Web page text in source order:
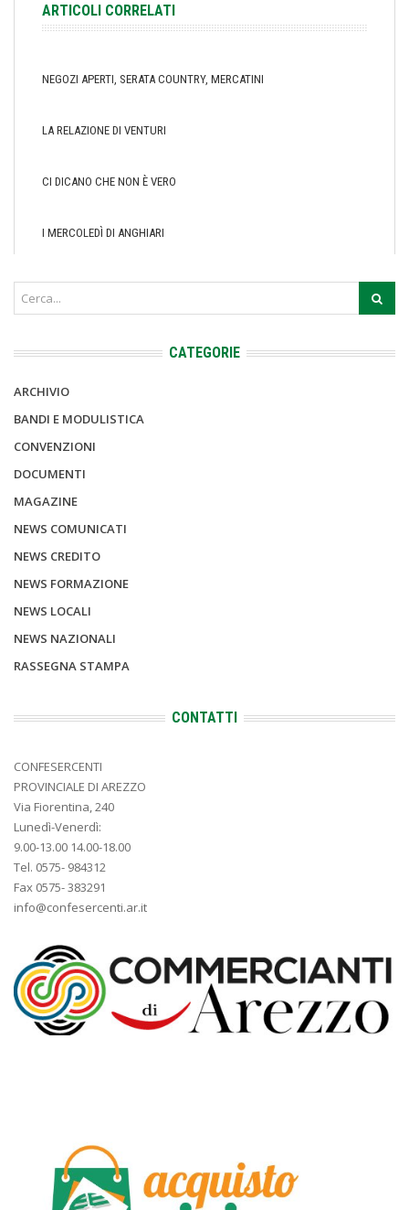
ARTICOLI CORRELATI
NEGOZI APERTI, SERATA COUNTRY, MERCATINI
LA RELAZIONE DI VENTURI
CI DICANO CHE NON È VERO
I MERCOLEDÌ DI ANGHIARI
CATEGORIE
ARCHIVIO
BANDI E MODULISTICA
CONVENZIONI
DOCUMENTI
MAGAZINE
NEWS COMUNICATI
NEWS CREDITO
NEWS FORMAZIONE
NEWS LOCALI
NEWS NAZIONALI
RASSEGNA STAMPA
CONTATTI
CONFESERCENTI
PROVINCIALE DI AREZZO
Via Fiorentina, 240
Lunedì-Venerdì:
9.00-13.00 14.00-18.00
Tel. 0575- 984312
Fax 0575- 383291
info@confesercenti.ar.it